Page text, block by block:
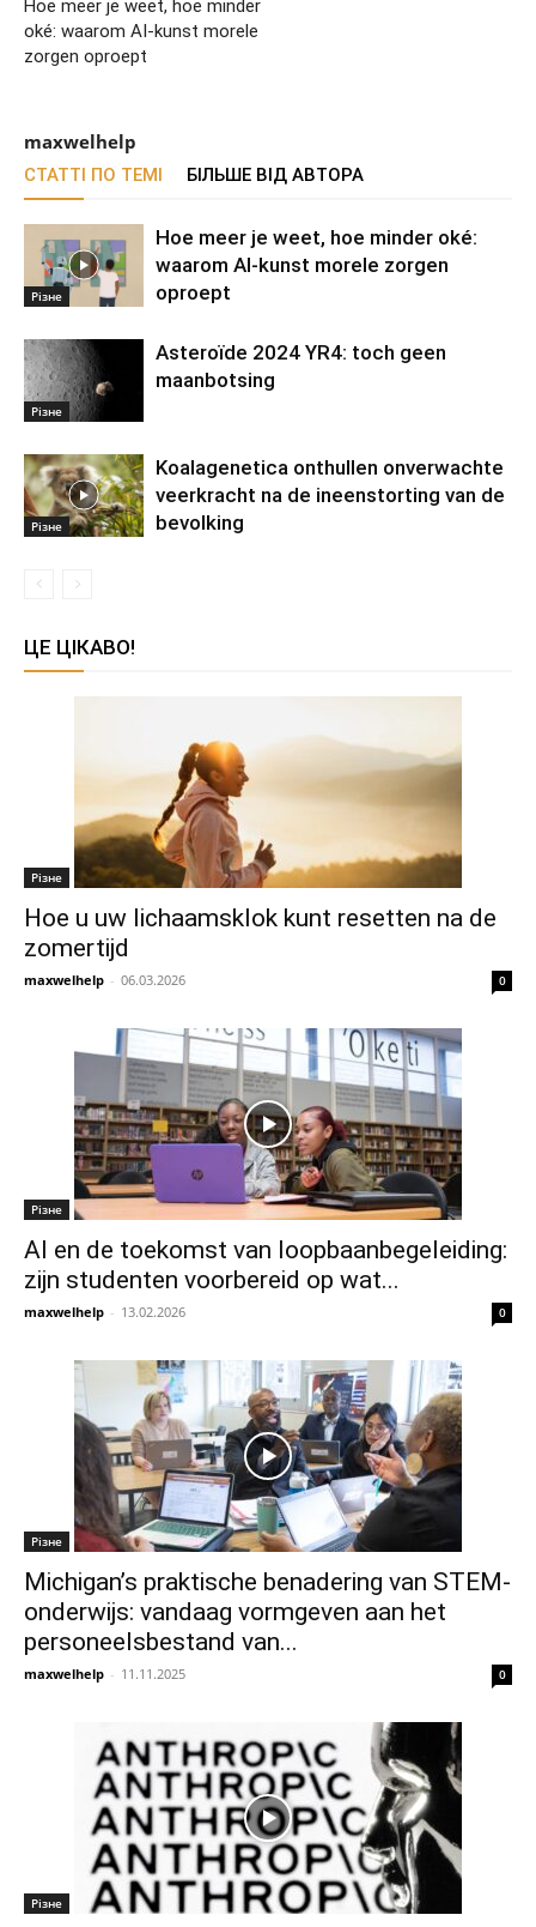
Hoe meer je weet, hoe minder
oké: waarom AI-kunst morele
zorgen oproept
maxwelhelp
СТАТТІ ПО ТЕМІ БІЛЬШЕ ВІД АВТОРА
Різне
Hoe meer je weet, hoe minder oké:
waarom AI-kunst morele zorgen
oproept
Різне
Asteroïde 2024 YR4: toch geen
maanbotsing
Різне
Koalagenetica onthullen onverwachte
veerkracht na de ineenstorting van de
bevolking
ЦЕ ЦІКАВО!
Різне
Hoe u uw lichaamsklok kunt resetten na de
zomertijd
maxwelhelp - 06.03.2026 0
Різне
AI en de toekomst van loopbaanbegeleiding:
zijn studenten voorbereid op wat...
maxwelhelp - 13.02.2026 0
Різне
Michigan’s praktische benadering van STEM-
onderwijs: vandaag vormgeven aan het
personeelsbestand van...
maxwelhelp - 11.11.2025 0
Різне